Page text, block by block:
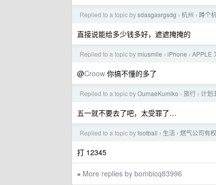
Replied to a topic bysdasgasrgsdg › 杭州 › 蹲个
直接说能给多少钱多好，遮遮掩掩的
Replied to a topic by miusmile › iPhone › APPLE
@Croow 你搞不懂的多了
Replied to a topic byOumaeKumiko › 旅行 › 计划
五一就不要去了吧，太受罪了…
Replied to a topic byfootball › 生活 › 燃气公司有
打 12345
» More replies by bombicq83996